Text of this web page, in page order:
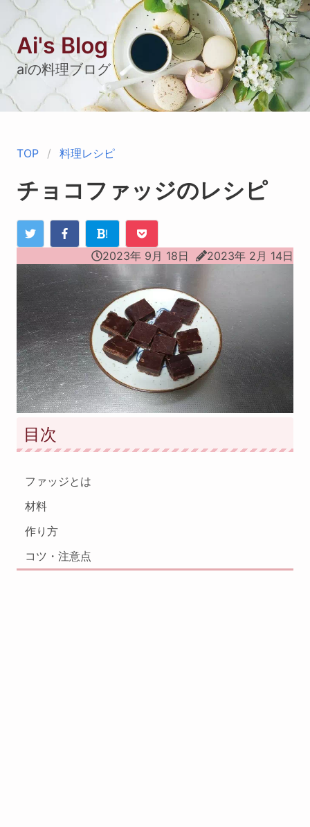
Ai's Blog
aiの料理ブログ
TOP 料理レシピ
チョコファッジのレシピ
!
2023年 9月 18日
2023年 2月 14日
目次
ファッジとは
材料
作り方
コツ・注意点